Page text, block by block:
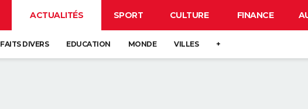
ACTUALITÉS SPORT CULTURE FINANCE
FAITS DIVERS EDUCATION MONDE VILLES +